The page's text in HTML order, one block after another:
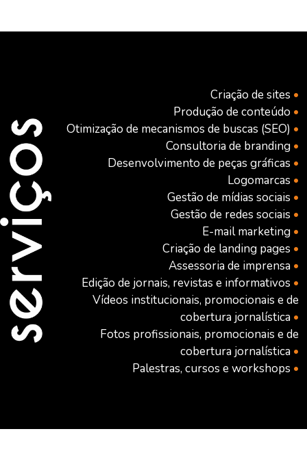
Criação de sites •
Produção de conteúdo •
Otimização de mecanismos de buscas (SEO) •
Consultoria de branding •
Desenvolvimento de peças gráficas •
Logomarcas •
Gestão de mídias sociais •
Gestão de redes sociais •
E-mail marketing •
Criação de landing pages •
Assessoria de imprensa •
Edição de jornais, revistas e informativos •
Vídeos institucionais, promocionais e de
cobertura jornalística •
Fotos profissionais, promocionais e de
cobertura jornalística •
Palestras, cursos e workshops •